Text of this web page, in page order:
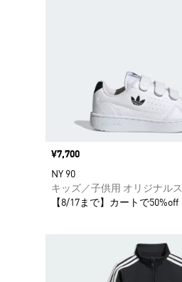
価格
¥7,700
NY 90
キッズ／子供用 オリジナルス
【8/17まで】カートで50%off